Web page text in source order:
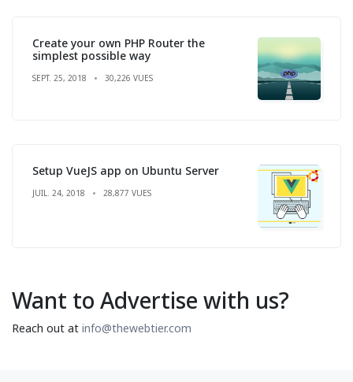
Create your own PHP Router the
simplest possible way
SEPT. 25, 2018 30,226 VUES
Setup VueJS app on Ubuntu Server
JUIL. 24, 2018 28,877 VUES
Want to Advertise with us?
Reach out at info@thewebtier.com